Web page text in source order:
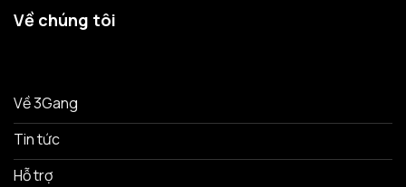
Về chúng tôi
Về 3Gang
Tin tức
Hỗ trợ